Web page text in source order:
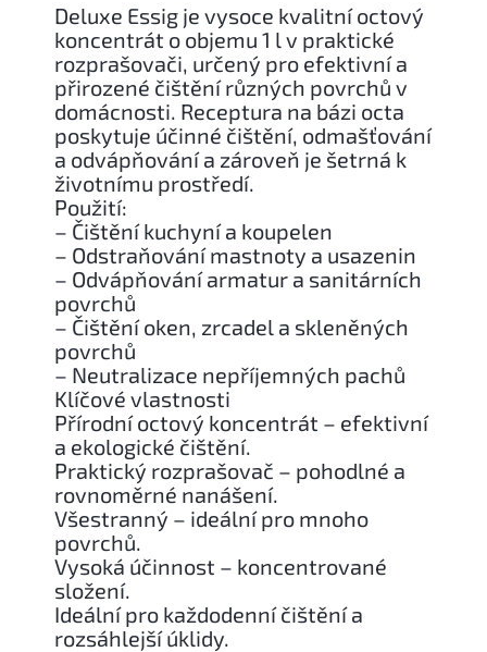
Deluxe Essig je vysoce kvalitní octový
koncentrát o objemu 1 l v praktické
rozprašovači, určený pro efektivní a
přirozené čištění různých povrchů v
domácnosti. Receptura na bázi octa
poskytuje účinné čištění, odmašťování
a odvápňování a zároveň je šetrná k
životnímu prostředí.
Použití:
– Čištění kuchyní a koupelen
– Odstraňování mastnoty a usazenin
– Odvápňování armatur a sanitárních
povrchů
– Čištění oken, zrcadel a skleněných
povrchů
– Neutralizace nepříjemných pachů
Klíčové vlastnosti
Přírodní octový koncentrát – efektivní
a ekologické čištění.
Praktický rozprašovač – pohodlné a
rovnoměrné nanášení.
Všestranný – ideální pro mnoho
povrchů.
Vysoká účinnost – koncentrované
složení.
Ideální pro každodenní čištění a
rozsáhlejší úklidy.